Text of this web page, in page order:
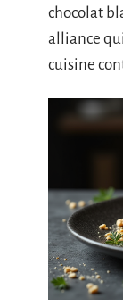
chocolat
alliance
cuisine